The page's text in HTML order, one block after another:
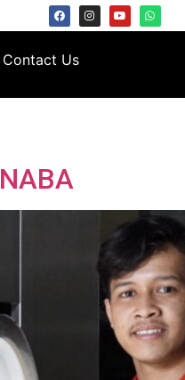
Contact Us